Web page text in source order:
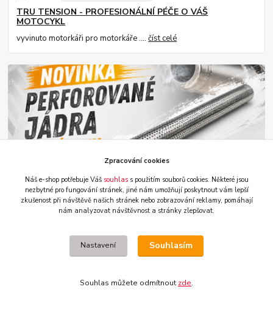
TRU TENSION - PROFESIONÁLNÍ PÉČE O VÁŠ
MOTOCYKL
vyvinuto motorkáři pro motorkáře ....číst celé
PERFOROVANÉ JÁDRA DO VÝFUKU MOTOCYKLU LA
CHOPPERS
pro opravy, repase i vlastní výrobu.... číst celé
Zpracování cookies
Náš e-shop potřebuje Váš souhlass použitím souborů cookies. Některé jsou
nezbytné pro fungování stránek, jiné nám umožňují poskytnout vám lepší
zkušenost při návštěvě našich stránek nebo zobrazování reklamy, pomáhají
nám analyzovat návštěvnost a stránky zlepšovat.
Nastavení Souhlasím
Souhlas můžete odmítnout zde.